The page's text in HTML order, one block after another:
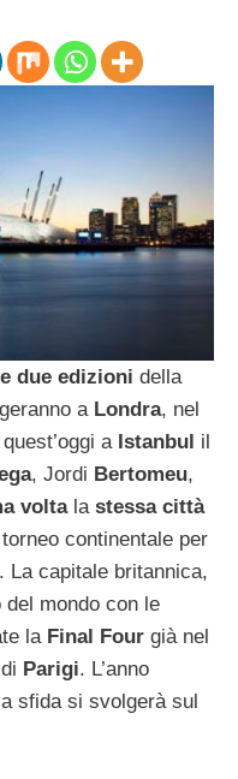
due edizioni della
a Londra, nel
a Istanbul il
, Jordi Bertomeu,
voltala stessa città
continentale per
. La capitale britannica,
del mondo con le
la Final Four già nel
Parigi. L’anno
sfida si svolgerà sul